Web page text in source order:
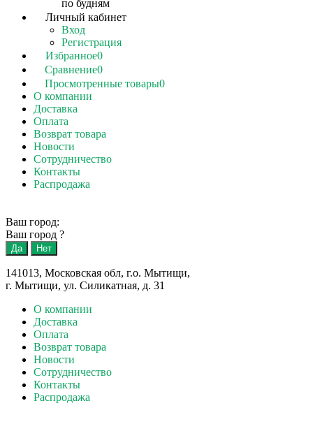
по будням
Личный кабинет
Вход
Регистрация
Избранное0
Сравнение0
Просмотренные товары0
О компании
Доставка
Оплата
Возврат товара
Новости
Сотрудничество
Контакты
Распродажа
Ваш город:
Ваш город ?
141013, Московская обл, г.о. Мытищи,
г. Мытищи, ул. Силикатная, д. 31
О компании
Доставка
Оплата
Возврат товара
Новости
Сотрудничество
Контакты
Распродажа